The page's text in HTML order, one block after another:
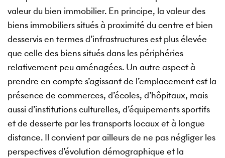
valeur du bien immobilier. En principe, la valeur des
biens immobiliers situés à proximité du centre et bien
desservis en termes d’infrastructures est plus élevée
que celle des biens situés dans les périphéries
relativement peu aménagées. Un autre aspect à
prendre en compte s’agissant de l’emplacement est la
présence de commerces, d’écoles, d’hôpitaux, mais
aussi d’institutions culturelles, d’équipements sportifs
et de desserte par les transports locaux et à longue
distance. Il convient par ailleurs de ne pas négliger les
perspectives d’évolution démographique et la